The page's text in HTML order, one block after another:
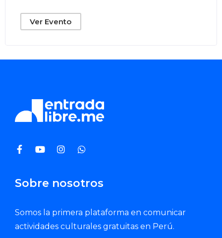
Ver Evento
Sobre nosotros
Somos la primera plataforma en comunicar
actividades culturales gratuitas en Perú.